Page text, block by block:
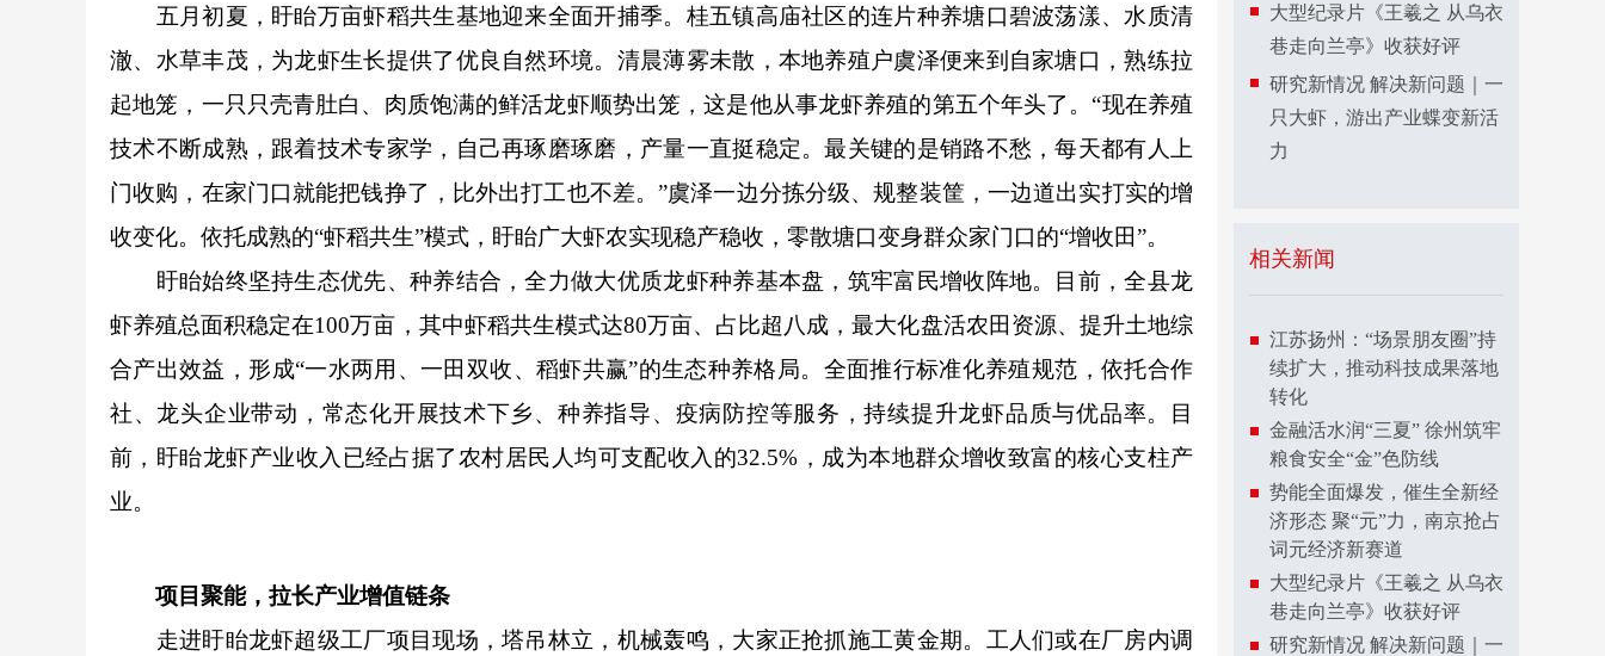
五月初夏，盱眙万亩虾稻共生基地迎来全面开捕季。桂五镇高庙社区的连片种养塘口碧波荡漾、水质清
澈、水草丰茂，为龙虾生长提供了优良自然环境。清晨薄雾未散，本地养殖户虞泽便来到自家塘口，熟练拉
起地笼，一只只壳青肚白、肉质饱满的鲜活龙虾顺势出笼，这是他从事龙虾养殖的第五个年头了。“现在养殖
技术不断成熟，跟着技术专家学，自己再琢磨琢磨，产量一直挺稳定。最关键的是销路不愁，每天都有人上
门收购，在家门口就能把钱挣了，比外出打工也不差。”虞泽一边分拣分级、规整装筐，一边道出实打实的增
收变化。依托成熟的“虾稻共生”模式，盱眙广大虾农实现稳产稳收，零散塘口变身群众家门口的“增收田”。
盱眙始终坚持生态优先、种养结合，全力做大优质龙虾种养基本盘，筑牢富民增收阵地。目前，全县龙
虾养殖总面积稳定在100万亩，其中虾稻共生模式达80万亩、占比超八成，最大化盘活农田资源、提升土地综
合产出效益，形成“一水两用、一田双收、稻虾共赢”的生态种养格局。全面推行标准化养殖规范，依托合作
社、龙头企业带动，常态化开展技术下乡、种养指导、疫病防控等服务，持续提升龙虾品质与优品率。目
前，盱眙龙虾产业收入已经占据了农村居民人均可支配收入的32.5%，成为本地群众增收致富的核心支柱产
业。
项目聚能，拉长产业增值链条
走进盱眙龙虾超级工厂项目现场，塔吊林立，机械轰鸣，大家正抢抓施工黄金期。工人们或在厂房内调
大型纪录片《王羲之 从乌衣
巷走向兰亭》收获好评
研究新情况 解决新问题｜一
只大虾，游出产业蝶变新活
力
相关新闻
江苏扬州：“场景朋友圈”持
续扩大，推动科技成果落地
转化
金融活水润“三夏” 徐州筑牢
粮食安全“金”色防线
势能全面爆发，催生全新经
济形态 聚“元”力，南京抢占
词元经济新赛道
大型纪录片《王羲之 从乌衣
巷走向兰亭》收获好评
研究新情况 解决新问题｜一